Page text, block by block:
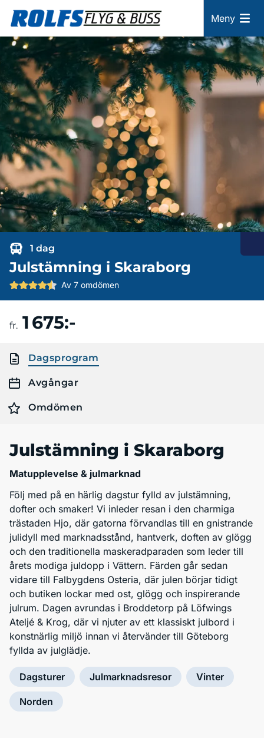
Meny
1 dag
Julstämning i Skaraborg
Av 7 omdömen
fr. 1 675:-
Dagsprogram
Avgångar
Omdömen
Julstämning i Skaraborg
Matupplevelse & julmarknad
Följ med på en härlig dagstur fylld av julstämning,
dofter och smaker! Vi inleder resan i den charmiga
trästaden Hjo, där gatorna förvandlas till en gnistrande
julidyll med marknadsstånd, hantverk, doften av glögg
och den traditionella maskeradparaden som leder till
årets modiga juldopp i Vättern. Färden går sedan
vidare till Falbygdens Osteria, där julen börjar tidigt
och butiken lockar med ost, glögg och inspirerande
julrum. Dagen avrundas i Broddetorp på Löfwings
Ateljé & Krog, där vi njuter av ett klassiskt julbord i
konstnärlig miljö innan vi återvänder till Göteborg
fyllda av julglädje.
Dagsturer Julmarknadsresor Vinter
Norden